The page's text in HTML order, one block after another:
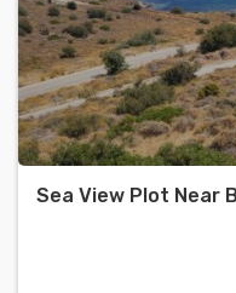
Sea View Plot Near